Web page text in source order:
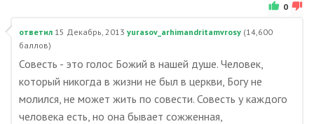
0
ответил 15 Декабрь, 2013 yurasov_arhimandritamvrosy (14,600
баллов)
Совесть - это голос Божий в нашей душе. Человек,
который никогда в жизни не был в церкви, Богу не
молился, не может жить по совести. Совесть у каждого
человека есть, но она бывает сожженная,